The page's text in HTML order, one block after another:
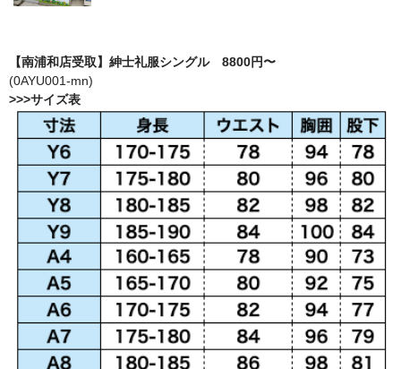
【南浦和店受取】紳士礼服シングル 8800円〜
(0AYU001-mn)
>>>サイズ表